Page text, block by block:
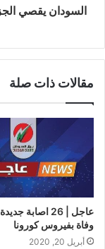
السودان يقصي
مقالات ذات صلة
عاجل | 26 اصابة
وفاة بفيروس كورونا
أبريل 20, 2020